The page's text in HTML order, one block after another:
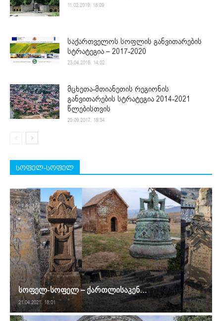
11.02.2019. 18:09
საქართველოს სოფლის განვითარების
სტრატეგია – 2017-2020
23.04.2018. 14:02
მცხეთა-მთიანეთის რეგიონის
განვითარების სტრატეგია 2014-2021
წლებისთვის
20.09.2017. 18:34
სოფელ-სოფელ
სოფელ-სოფელ – ქართლისაკენ…
21.04.2021. 18:01